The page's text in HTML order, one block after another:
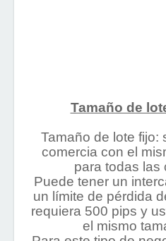
Tamaño de
Tamaño de lote fijo:
comercia con el
para todas las
Puede tener un
un límite de pérdida
requiera 500 pips y
el mismo